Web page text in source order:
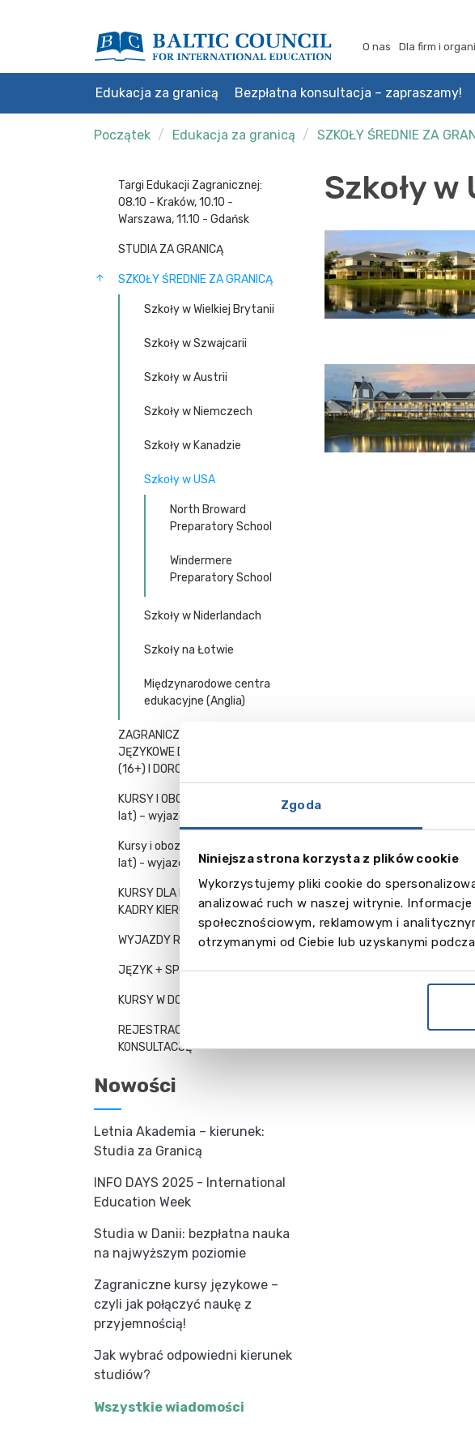
Zgoda
Niniejsza strona korzysta z plików cookie
Wykorzystujemy pliki cookie do
analizować ruch w naszej witrynie.
społecznościowym, reklamowym i
otrzymanymi od Ciebie lub uzyskanymi
O nas Dla firm i
Edukacja za granicą Bezpłatna konsultacja – zapraszamy!
Początek Edukacja za granicą SZKOŁY ŚREDNIE ZA
Targi Edukacji Zagranicznej:
08.10 - Kraków, 10.10 -
Warszawa, 11.10 - Gdańsk
STUDIA ZA GRANICĄ
SZKOŁY ŚREDNIE ZA GRANICĄ
Szkoły w Wielkiej Brytanii
Szkoły w Szwajcarii
Szkoły w Austrii
Szkoły w Niemczech
Szkoły w Kanadzie
Szkoły w USA
North Broward
Preparatory School
Windermere
Preparatory School
Szkoły w Niderlandach
Szkoły na Łotwie
Międzynarodowe centra
edukacyjne (Anglia)
ZAGRANICZNE KURSY
JĘZYKOWE DLA MŁODZIEŻY
(16+) I DOROSŁYCH
KURSY I OBOZY JĘZYKOWE (7-18
lat) – wyjazdy indywidualne
Kursy i obozy językowe (12-17
lat) - wyjazdy grupowe
KURSY DLA MENEDŻERÓW I
KADRY KIEROWNICZEJ
WYJAZDY RODZINNE
JĘZYK + SPORT
KURSY W DOMU NAUCZYCIELA
REJESTRACJA NA
KONSULTACJĘ
Nowości
Letnia Akademia – kierunek:
Studia za Granicą
INFO DAYS 2025 - International
Education Week
Studia w Danii: bezpłatna nauka
na najwyższym poziomie
Zagraniczne kursy językowe –
czyli jak połączyć naukę z
przyjemnością!
Jak wybrać odpowiedni kierunek
studiów?
Wszystkie wiadomości
Szkoły w